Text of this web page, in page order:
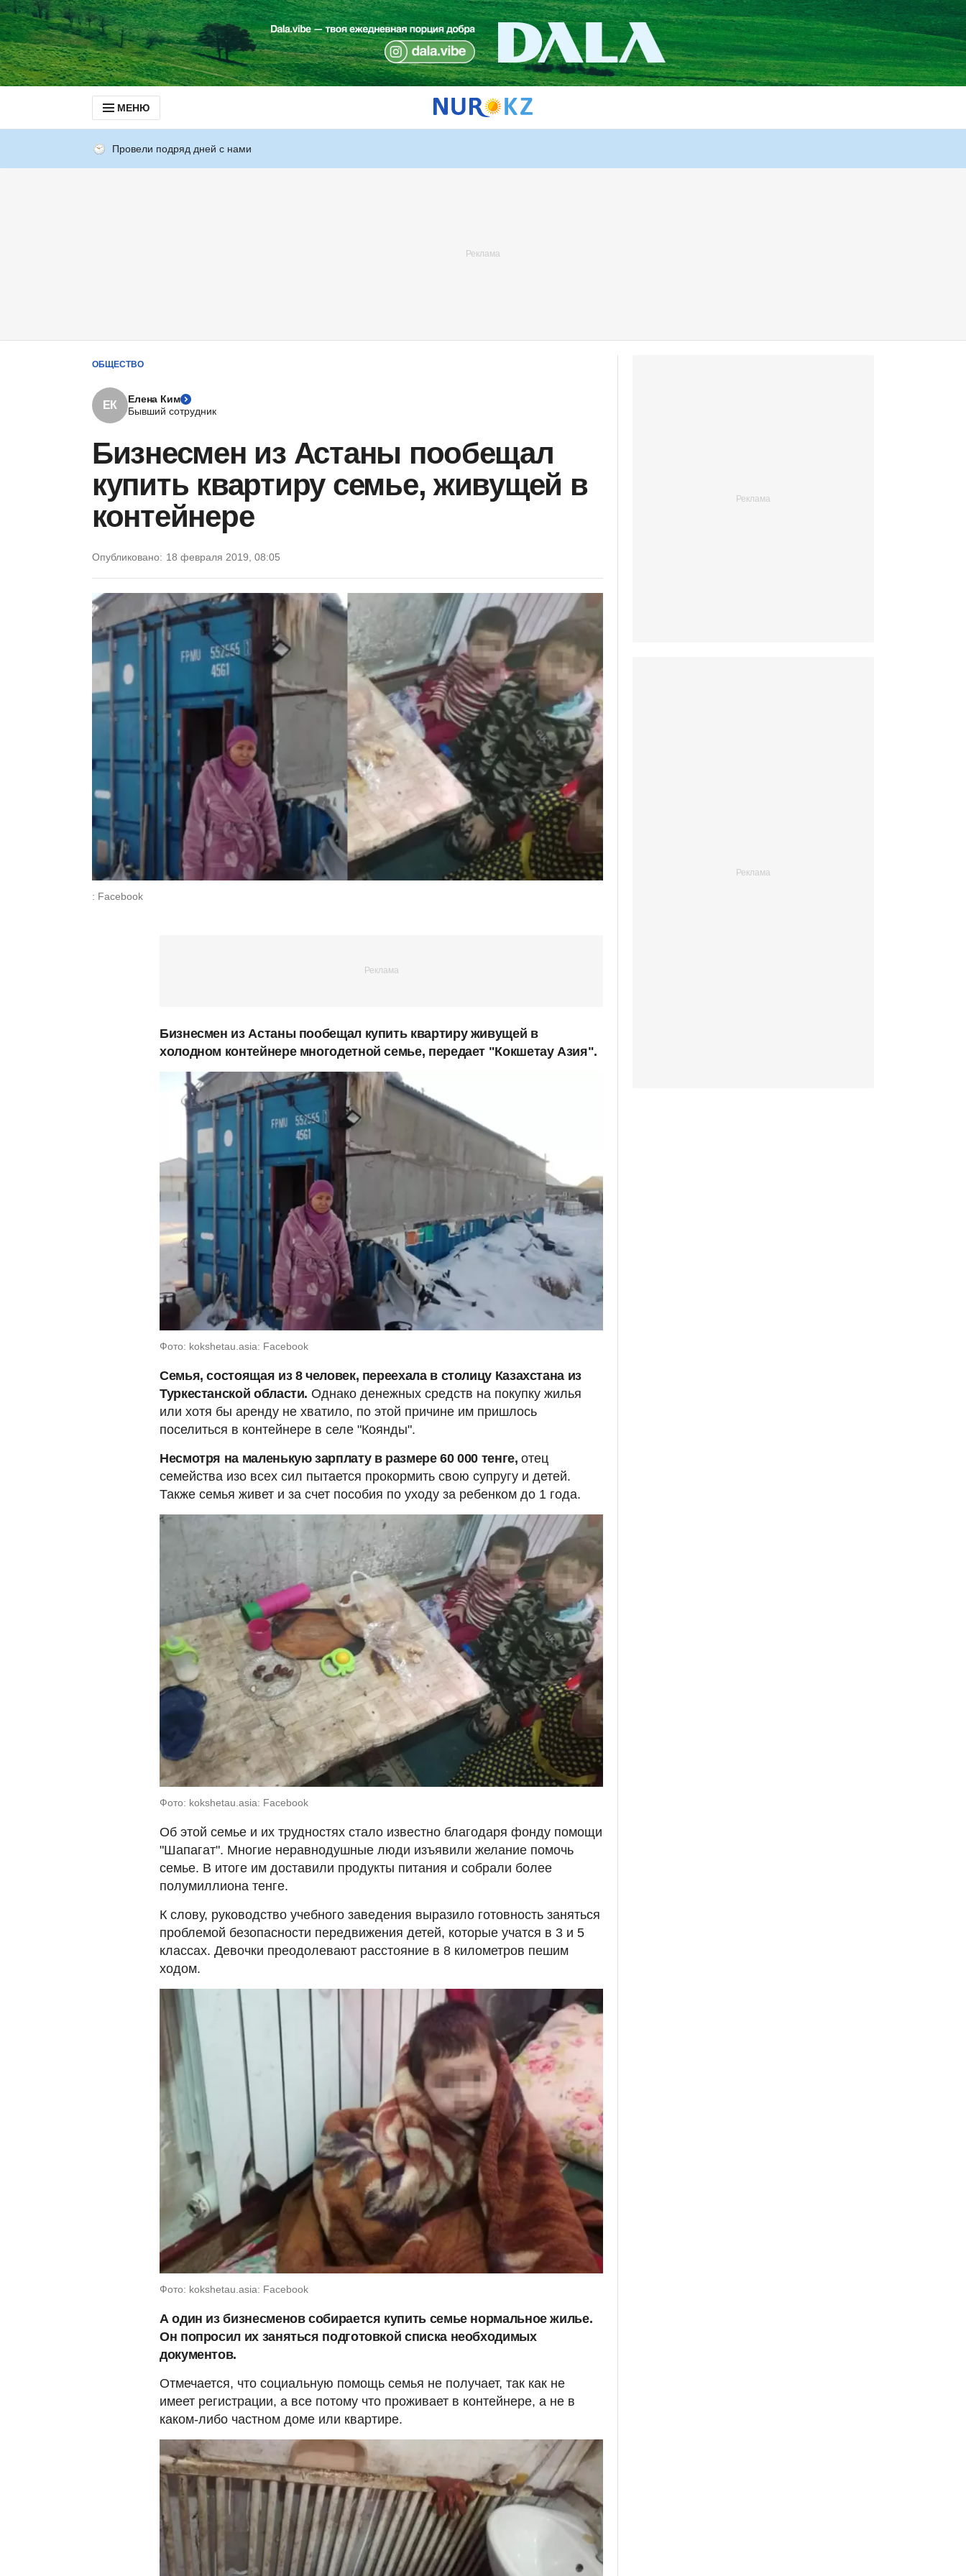
МЕНЮ
Провели подряд дней с нами
ОБЩЕСТВО
ЕК
Елена Ким
Бывший сотрудник
Бизнесмен из Астаны пообещал
купить квартиру семье, живущей в
контейнере
Опубликовано: 18 февраля 2019, 08:05
: Facebook
Бизнесмен из Астаны пообещал купить квартиру живущей в
холодном контейнере многодетной семье, передает "Кокшетау Азия".
Фото: kokshetau.asia: Facebook
Семья, состоящая из 8 человек, переехала в столицу Казахстана из
Туркестанской области. Однако денежных средств на покупку жилья
или хотя бы аренду не хватило, по этой причине им пришлось
поселиться в контейнере в селе "Коянды".
Несмотря на маленькую зарплату в размере 60 000 тенге,отец
семейства изо всех сил пытается прокормить свою супругу и детей.
Также семья живет и за счет пособия по уходу за ребенком до 1 года.
Фото: kokshetau.asia: Facebook
Об этой семье и их трудностях стало известно благодаря фонду помощи
"Шапагат". Многие неравнодушные люди изъявили желание помочь
семье. В итоге им доставили продукты питания и собрали более
полумиллиона тенге.
К слову, руководство учебного заведения выразило готовность заняться
проблемой безопасности передвижения детей, которые учатся в 3 и 5
классах. Девочки преодолевают расстояние в 8 километров пешим
ходом.
Фото: kokshetau.asia: Facebook
А один из бизнесменов собирается купить семье нормальное жилье.
Он попросил их заняться подготовкой списка необходимых
документов.
Отмечается, что социальную помощь семья не получает, так как не
имеет регистрации, а все потому что проживает в контейнере, а не в
каком-либо частном доме или квартире.